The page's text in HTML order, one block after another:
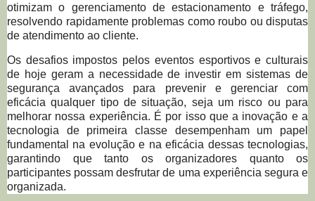
otimizam o gerenciamento de estacionamento e tráfego,
resolvendo rapidamente problemas como roubo ou disputas
de atendimento ao cliente.
Os desafios impostos pelos eventos esportivos e culturais
de hoje geram a necessidade de investir em sistemas de
segurança avançados para prevenir e gerenciar com
eficácia qualquer tipo de situação, seja um risco ou para
melhorar nossa experiência. É por isso que a inovação e a
tecnologia de primeira classe desempenham um papel
fundamental na evolução e na eficácia dessas tecnologias,
garantindo que tanto os organizadores quanto os
participantes possam desfrutar de uma experiência segura e
organizada.